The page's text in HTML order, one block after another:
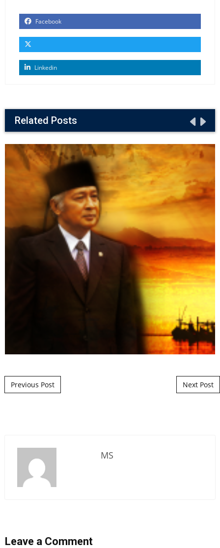
Facebook
Linkedin
Related Posts
Post navigation
Previous Post Next Post
MS
Leave a Comment